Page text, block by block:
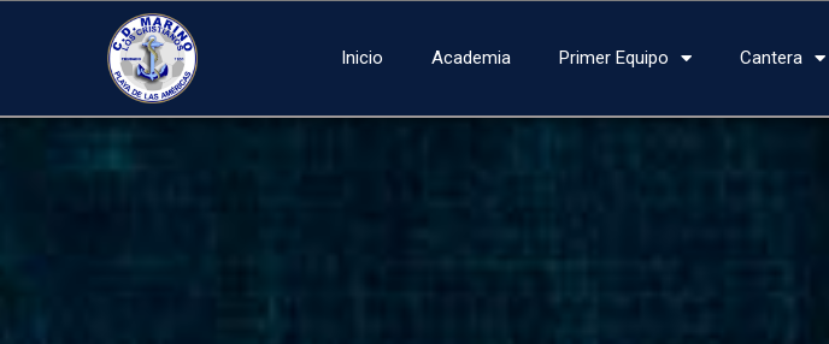
Inicio Academia Primer Equipo Cantera